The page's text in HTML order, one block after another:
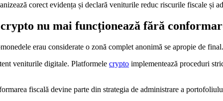
corect evidența și declară veniturile reduc riscurile fiscale și
nu mai funcționează fără
erau considerate o zonă complet anonimă se apropie de final.
veniturile digitale. Platformele crypto implementează proceduri
fiscală devine parte din strategia de administrare a